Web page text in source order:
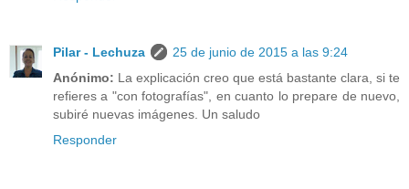
Pilar - Lechuza
25 de junio de 2015 a las 9:24
Anónimo: La explicación creo que está bastante clara, si te
refieres a "con fotografías", en cuanto lo prepare de nuevo,
subiré nuevas imágenes. Un saludo
Responder